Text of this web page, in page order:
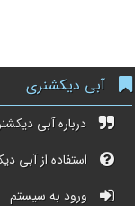
آبی دیکشنری
درباره آبی
استفاده از آبی
ورود به سیستم